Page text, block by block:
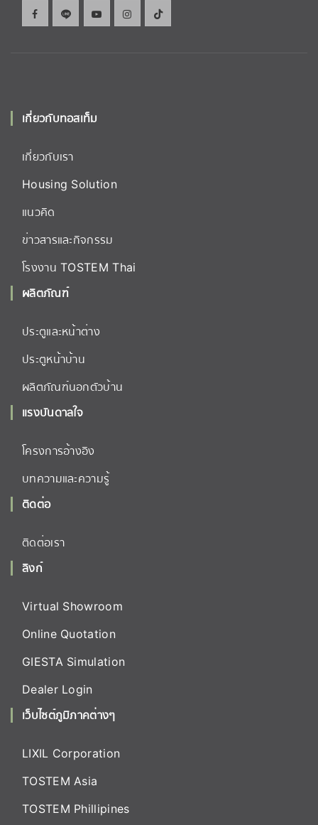
เกี่ยวกับทอสเท็ม
เกี่ยวกับเรา
Housing Solution
แนวคิด
ข่าวสารและกิจกรรม
โรงงาน TOSTEM Thai
ผลิตภัณฑ์
ประตูและหน้าต่าง
ประตูหน้าบ้าน
ผลิตภัณฑ์นอกตัวบ้าน
แรงบันดาลใจ
โครงการอ้างอิง
บทความและความรู้
ติดต่อ
ติดต่อเรา
ลิงก์
Virtual Showroom
Online Quotation
GIESTA Simulation
Dealer Login
เว็บไซต์ภูมิภาคต่างๆ
LIXIL Corporation
TOSTEM Asia
TOSTEM Phillipines